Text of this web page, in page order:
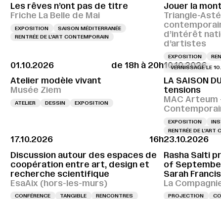
Les rêves n’ont pas de titre
Friche La Belle de Mai
EXPOSITION
SAISON MÉDITERRANÉE
RENTRÉE DE L'ART CONTEMPORAIN
Jouer la
Triangle-
d’intérêt
d’artistes
EXPOSITION
01.10.2026
de 18h à 20h
Atelier modèle vivant
Musée Ziem
ATELIER DESSIN EXPOSITION
10.10.2026
VERNISSAGE LE
LA SAISON
tensions
MAC
EXPOSITION
RENTRÉE DE L'ART
17.10.2026
16h
Discussion autour des espaces de
coopération entre art, design et
recherche scientifique
EsaAix (hors-les-murs)
CONFÉRENCE TANGIBLE
RENCONTRES
23.10.2026
Rasha Salti
of
Sarah Francis
La
PROJECTION